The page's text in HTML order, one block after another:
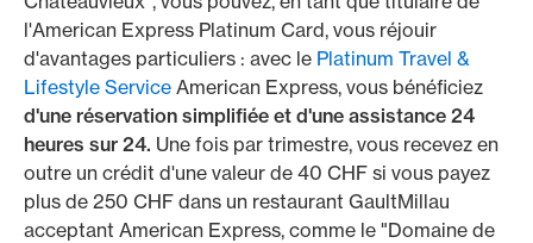
l'American Express Platinum Card, vous réjouir
d'avantages particuliers : avec le Platinum Travel &
Lifestyle Service American Express, vous bénéficiez
d'une réservation simplifiée et d'une assistance 24
heures sur 24. Une fois par trimestre, vous recevez en
outre un crédit d'une valeur de 40 CHF si vous payez
plus de 250 CHF dans un restaurant GaultMillau
acceptant American Express, comme le "Domaine de